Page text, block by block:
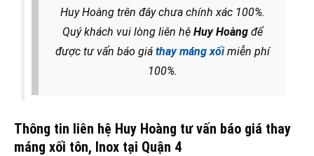
Huy Hoàng trên đây chưa chính xác 100%.
Quý khách vui lòng liên hệ Huy Hoàngđể
được tư vấn báo giá thay máng xốimiễn phí
100%.
Thông tin liên hệ Huy Hoàng tư vấn báo giá thay
máng xối tôn, Inox tại Quận 4